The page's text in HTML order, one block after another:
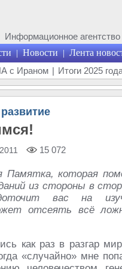
Информационное
| Новости | Лента
с Ираном | Итоги 2025
15 072
Памятка, которая
из стороны в
вас на
отсеять всё
как раз в разгар
«случайно» мне